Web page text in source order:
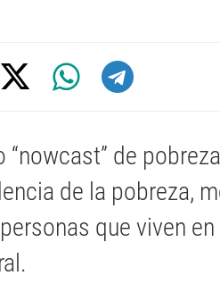
“nowcast” de
de la pobreza,
que viven